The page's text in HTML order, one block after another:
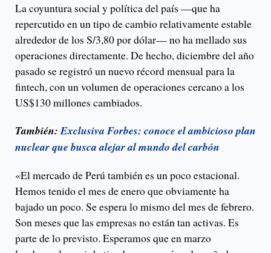
La coyuntura social y política del país —que ha
repercutido en un tipo de cambio relativamente estable
alrededor de los S/3,80 por dólar— no ha mellado sus
operaciones directamente. De hecho, diciembre del año
pasado se registró un nuevo récord mensual para la
fintech, con un volumen de operaciones cercano a los
US$130 millones cambiados.
También:Exclusiva Forbes: conoce el ambicioso plan
nuclear que busca alejar al mundo del carbón
«El mercado de Perú también es un poco estacional.
Hemos tenido el mes de enero que obviamente ha
bajado un poco. Se espera lo mismo del mes de febrero.
Son meses que las empresas no están tan activas. Es
parte de lo previsto. Esperamos que en marzo